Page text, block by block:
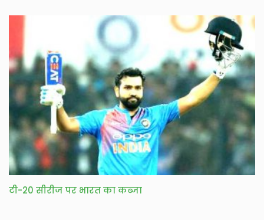
टी-20 सीरीज पर भारत का कब्जा